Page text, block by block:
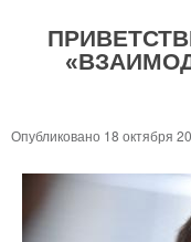
вопросам
физической
культуры и
Опубликовано 18 октября